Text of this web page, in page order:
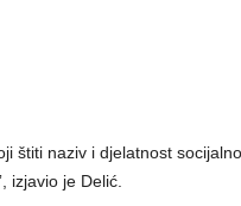
štiti naziv i djelatnost
izjavio je Delić.